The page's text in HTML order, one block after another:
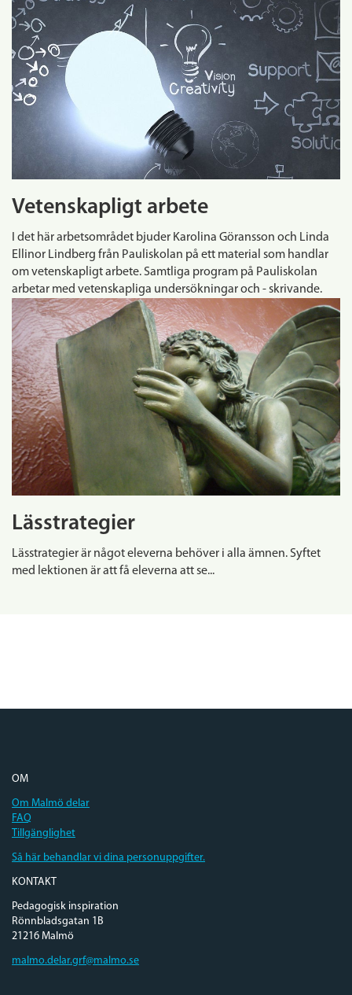
Vetenskapligt arbete
I det här arbetsområdet bjuder Karolina Göransson och Linda
Ellinor Lindberg från Pauliskolan på ett material som handlar
om vetenskapligt arbete. Samtliga program på Pauliskolan
arbetar med vetenskapliga undersökningar och - skrivande.
Lässtrategier
Lässtrategier är något eleverna behöver i alla ämnen. Syftet
med lektionen är att få eleverna att se...
OM
Om Malmö delar
FAQ
Tillgänglighet
Så här behandlar vi dina personuppgifter.
KONTAKT
Pedagogisk inspiration
Rönnbladsgatan 1B
21216 Malmö
malmo.delar.grf@malmo.se